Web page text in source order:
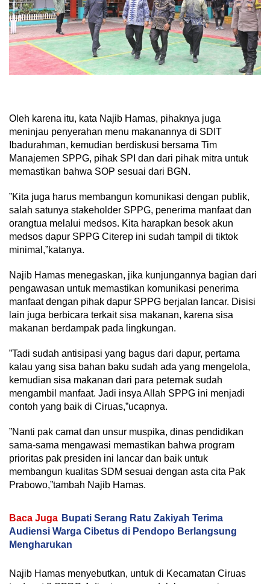
Oleh karena itu, kata Najib Hamas, pihaknya juga
meninjau penyerahan menu makanannya di SDIT
Ibadurahman, kemudian berdiskusi bersama Tim
Manajemen SPPG, pihak SPI dan dari pihak mitra untuk
memastikan bahwa SOP sesuai dari BGN.
”Kita juga harus membangun komunikasi dengan publik,
salah satunya stakeholder SPPG, penerima manfaat dan
orangtua melalui medsos. Kita harapkan besok akun
medsos dapur SPPG Citerep ini sudah tampil di tiktok
minimal,”katanya.
Najib Hamas menegaskan, jika kunjungannya bagian dari
pengawasan untuk memastikan komunikasi penerima
manfaat dengan pihak dapur SPPG berjalan lancar. Disisi
lain juga berbicara terkait sisa makanan, karena sisa
makanan berdampak pada lingkungan.
”Tadi sudah antisipasi yang bagus dari dapur, pertama
kalau yang sisa bahan baku sudah ada yang mengelola,
kemudian sisa makanan dari para peternak sudah
mengambil manfaat. Jadi insya Allah SPPG ini menjadi
contoh yang baik di Ciruas,”ucapnya.
”Nanti pak camat dan unsur muspika, dinas pendidikan
sama-sama mengawasi memastikan bahwa program
prioritas pak presiden ini lancar dan baik untuk
membangun kualitas SDM sesuai dengan asta cita Pak
Prabowo,”tambah Najib Hamas.
Baca Juga Bupati Serang Ratu Zakiyah Terima
Audiensi Warga Cibetus di Pendopo Berlangsung
Mengharukan
Najib Hamas menyebutkan, untuk di Kecamatan Ciruas